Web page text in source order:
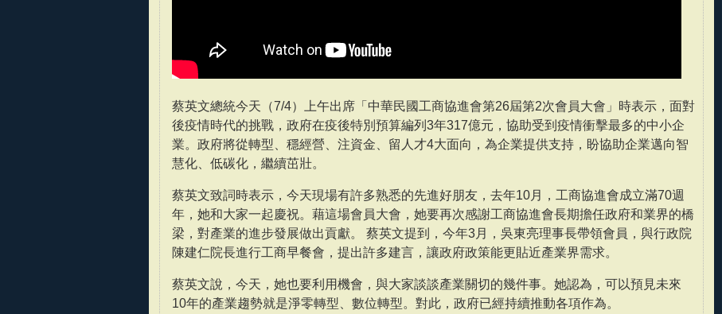
蔡英文總統今天（7/4）上午出席「中華民國工商協進會第26屆第2次會員大會」時表示，面對
後疫情時代的挑戰，政府在疫後特別預算編列3年317億元，協助受到疫情衝擊最多的中小企
業。政府將從轉型、穩經營、注資金、留人才4大面向，為企業提供支持，盼協助企業邁向智
慧化、低碳化，繼續茁壯。
蔡英文致詞時表示，今天現場有許多熟悉的先進好朋友，去年10月，工商協進會成立滿70週
年，她和大家一起慶祝。藉這場會員大會，她要再次感謝工商協進會長期擔任政府和業界的橋
梁，對產業的進步發展做出貢獻。 蔡英文提到，今年3月，吳東亮理事長帶領會員，與行政院
陳建仁院長進行工商早餐會，提出許多建言，讓政府政策能更貼近產業界需求。
蔡英文說，今天，她也要利用機會，與大家談談產業關切的幾件事。她認為，可以預見未來
10年的產業趨勢就是淨零轉型、數位轉型。對此，政府已經持續推動各項作為。